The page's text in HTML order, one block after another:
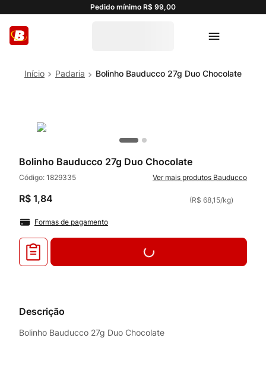
Pedido mínimo R$ 99,00
Padaria Bolinho Bauducco 27g Duo Chocolate
Bolinho Bauducco 27g Duo Chocolate
Código: 1829335 Bauducco
R$ 1,84 (R$ 68,15/kg)
Formas de pagamento
Descrição
Bolinho Bauducco 27g Duo Chocolate